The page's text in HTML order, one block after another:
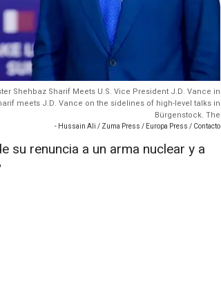
Shehbaz Sharif Meets U.S. Vice President J.D. Vance in
meets J.D. Vance on the sidelines of high-level talks in
Bürgenstock. The
- Hussain Ali / Zuma Press / Europa Press / Contacto
su renuncia a un arma nuclear y a